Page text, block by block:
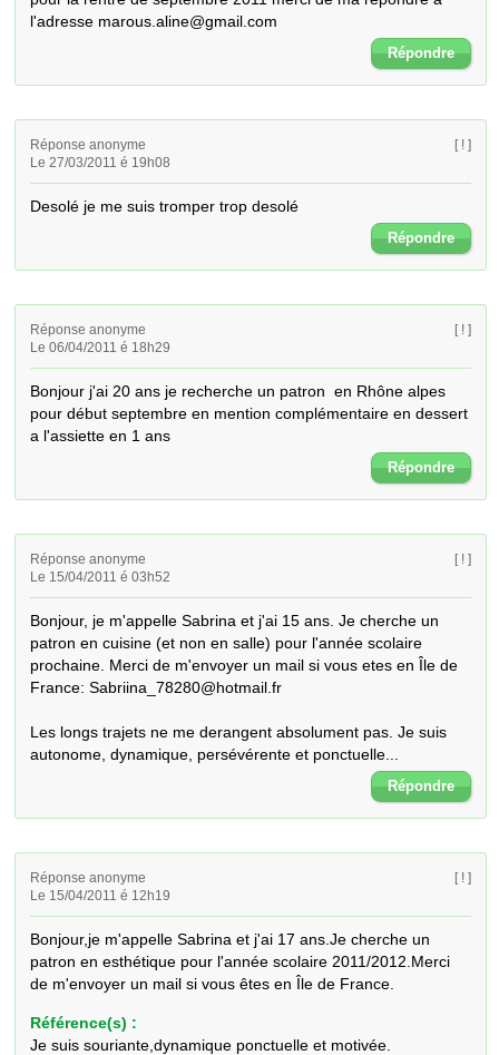
l'adresse marous.aline@gmail.com
Répondre
Réponse anonyme
Le 27/03/2011 é 19h08
[ ! ]
Desolé je me suis tromper trop desolé
Répondre
Réponse anonyme
Le 06/04/2011 é 18h29
[ ! ]
Bonjour j'ai 20 ans je recherche un patron  en Rhône alpes
pour début septembre en mention complémentaire en dessert
a l'assiette en 1 ans
Répondre
Réponse anonyme
Le 15/04/2011 é 03h52
[ ! ]
Bonjour, je m'appelle Sabrina et j'ai 15 ans. Je cherche un
patron en cuisine (et non en salle) pour l'année scolaire
prochaine. Merci de m'envoyer un mail si vous etes en Île de
France: Sabriina_78280@hotmail.fr
Les longs trajets ne me derangent absolument pas. Je suis
autonome, dynamique, persévérente et ponctuelle...
Répondre
Réponse anonyme
Le 15/04/2011 é 12h19
[ ! ]
Bonjour,je m'appelle Sabrina et j'ai 17 ans.Je cherche un
patron en esthétique pour l'année scolaire 2011/2012.Merci
de m'envoyer un mail si vous êtes en Île de France.
Référence(s) :
Je suis souriante,dynamique ponctuelle et motivée.